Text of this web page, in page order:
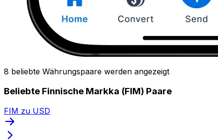
8 beliebte Währungspaare werden angezeigt
Beliebte Finnische Markka (FIM) Paare
FIM zu USD